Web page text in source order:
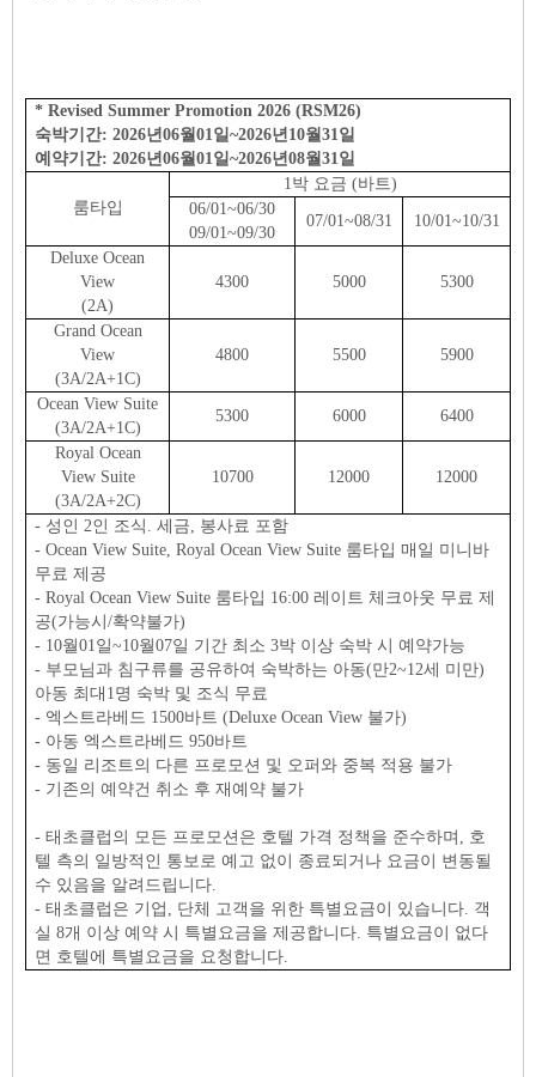
* Revised Summer Promotion 2026 (RSM26)
숙박기간: 2026년06월01일~2026년10월31일
예약기간: 2026년06월01일~2026년08월31일
룸타입
1박 요금 (바트)
06/01~06/30
09/01~09/30
07/01~08/31 10/01~10/31
Deluxe Ocean
View
(2A)
4300 5000 5300
Grand Ocean
View
(3A/2A+1C)
4800 5500 5900
Ocean View Suite
(3A/2A+1C)
5300 6000 6400
Royal Ocean
View Suite
(3A/2A+2C)
10700 12000 12000
- 성인 2인 조식. 세금, 봉사료 포함
- Ocean View Suite, Royal Ocean View Suite 룸타입 매일 미니바
무료 제공
- Royal Ocean View Suite 룸타입 16:00 레이트 체크아웃 무료 제
공(가능시/확약불가)
- 10월01일~10월07일 기간 최소 3박 이상 숙박 시 예약가능
- 부모님과 침구류를 공유하여 숙박하는 아동(만2~12세 미만)
아동 최대1명 숙박 및 조식 무료
- 엑스트라베드 1500바트 (Deluxe Ocean View 불가)
- 아동 엑스트라베드 950바트
- 동일 리조트의 다른 프로모션 및 오퍼와 중복 적용 불가
- 기존의 예약건 취소 후 재예약 불가
- 태초클럽의 모든 프로모션은 호텔 가격 정책을 준수하며, 호
텔 측의 일방적인 통보로 예고 없이 종료되거나 요금이 변동될
수 있음을 알려드립니다.
- 태초클럽은 기업, 단체 고객을 위한 특별요금이 있습니다. 객
실 8개 이상 예약 시 특별요금을 제공합니다. 특별요금이 없다
면 호텔에 특별요금을 요청합니다.